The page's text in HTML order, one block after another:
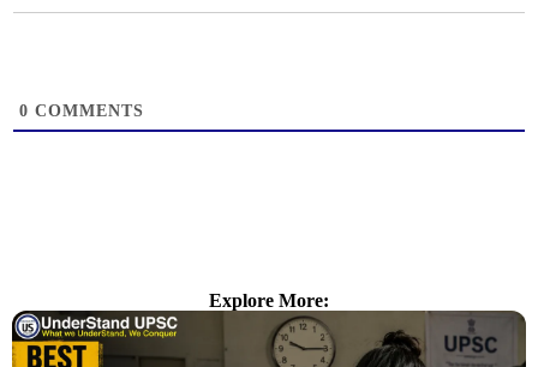
0 COMMENTS
Explore More: